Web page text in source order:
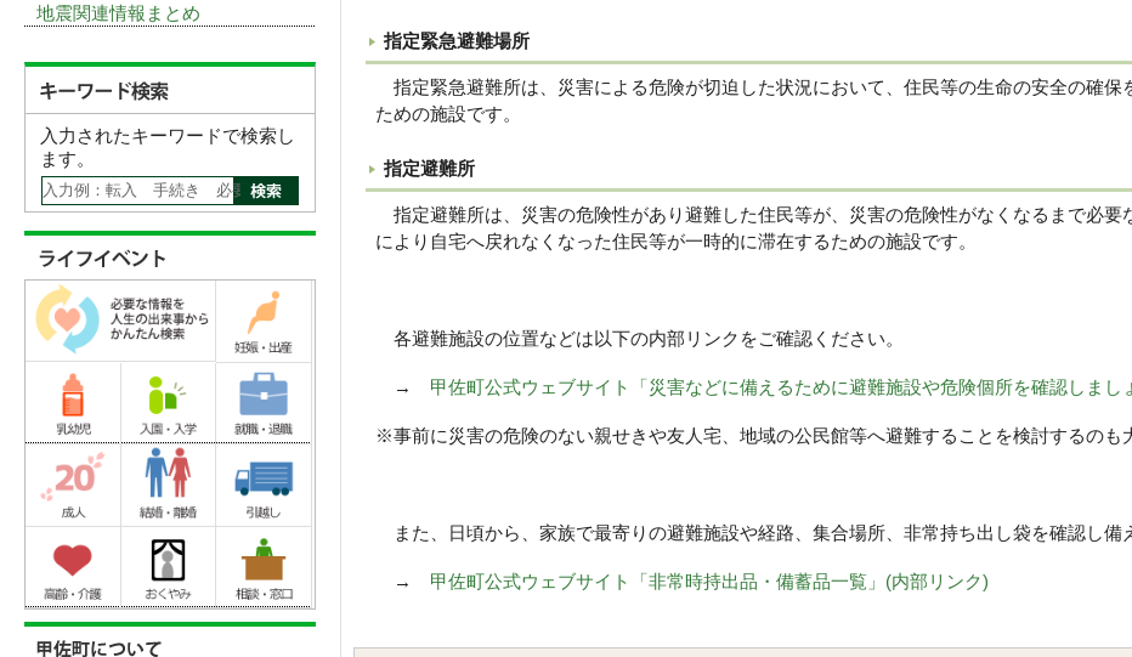
指定緊急避難場所
指定緊急避難所は、災害による危険が切迫した状況において、住民等の生命の安全の確保
ための施設です。
指定避難所
指定避難所は、災害の危険性があり避難した住民等が、災害の危険性がなくなるまで必要
により自宅へ戻れなくなった住民等が一時的に滞在するための施設です。
各避難施設の位置などは以下の内部リンクをご確認ください。
→ 甲佐町公式ウェブサイト「災害などに備えるために避難施設や危険個所を確認しまし
※事前に災害の危険のない親せきや友人宅、地域の公民館等へ避難することを検討するのも
また、日頃から、家族で最寄りの避難施設や経路、集合場所、非常持ち出し袋を確認し備
→ 甲佐町公式ウェブサイト「非常時持出品・備蓄品一覧」(内部リンク)
地震関連情報まとめ
入力されたキーワードで検索し
ます。